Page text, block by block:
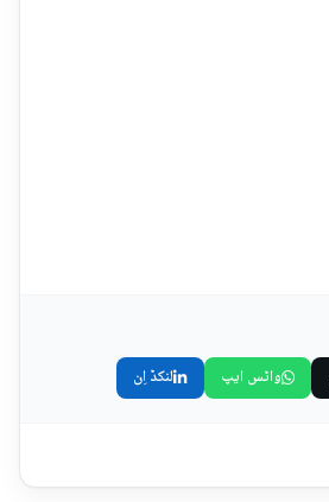
واٹس ایپ لنکڈ اِن